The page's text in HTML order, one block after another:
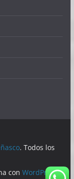
. Todos los
conWordPress.